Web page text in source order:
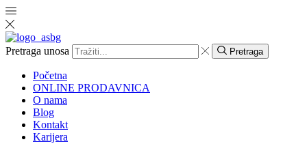
Pretraga unosa Pretraga
Početna
ONLINE PRODAVNICA
O nama
Blog
Kontakt
Karijera